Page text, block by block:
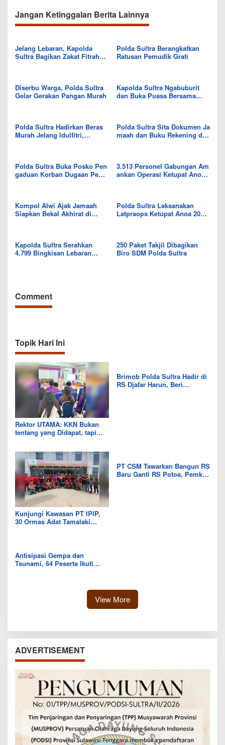
Jangan Ketinggalan Berita Lainnya
Jelang Lebaran, Kapolda
Sultra Bagikan Zakat Fitrah
Polda Sultra Berangkatkan
Ratusan Pemudik Grati
Diserbu Warga, Polda Sultra
Gelar Gerakan Pangan Murah
Kapolda Sultra Ngabuburit
dan Buka Puasa Bersama
Polda Sultra Hadirkan Beras
Murah Jelang Idulfitri,
Polda Sultra Sita Dokumen Ja
maah dan Buku Rekening dar
Polda Sultra Buka Posko Pen
gaduan Korban Dugaan Penip
3.513 Personel Gabungan Am
ankan Operasi Ketupat Anoa
Kompol Alwi Ajak Jamaah
Siapkan Bekal Akhirat di
Polda Sultra Laksanakan
Latpraops Ketupat Anoa 2026
Kapolda Sultra Serahkan
4.799 Bingkisan Lebaran
250 Paket Takjil Dibagikan
Biro SDM Polda Sultra
Comment
Topik Hari Ini
Rektor UTAMA: KKN Bukan
tentang yang Didapat, tapi
Brimob Polda Sultra Hadir di
RS Djafar Harun, Beri
Kunjungi Kawasan PT IPIP,
30 Ormas Adat Tamalaki
PT CSM Tawarkan Bangun RS
Baru Ganti RS Potoa, Pemkab
Antisipasi Gempa dan
Tsunami, 64 Peserta Ikuti
View More
ADVERTISEMENT